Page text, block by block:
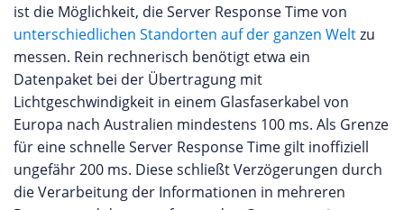
ist die Möglichkeit, die Server Response Time von
unterschiedlichen Standorten auf der ganzen Weltzu
messen. Rein rechnerisch benötigt etwa ein
Datenpaket bei der Übertragung mit
Lichtgeschwindigkeit in einem Glasfaserkabel von
Europa nach Australien mindestens 100 ms. Als Grenze
für eine schnelle Server Response Time gilt inoffiziell
ungefähr 200 ms. Diese schließt Verzögerungen durch
die Verarbeitung der Informationen in mehreren